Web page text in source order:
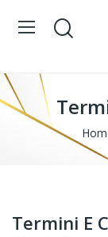
Termini E